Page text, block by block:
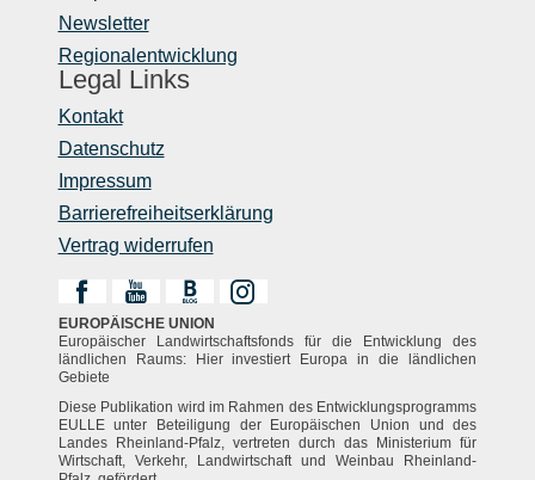
Newsletter
Regionalentwicklung
Legal Links
Kontakt
Datenschutz
Impressum
Barrierefreiheitserklärung
Vertrag widerrufen
EUROPÄISCHE UNION
Europäischer Landwirtschaftsfonds für die Entwicklung des
ländlichen Raums: Hier investiert Europa in die ländlichen
Gebiete
Diese Publikation wird im Rahmen des Entwicklungsprogramms
EULLE unter Beteiligung der Europäischen Union und des
Landes Rheinland-Pfalz, vertreten durch das Ministerium für
Wirtschaft, Verkehr, Landwirtschaft und Weinbau Rheinland-